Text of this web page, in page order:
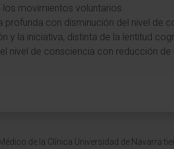
los movimientos voluntarios.
profunda con disminución del nivel de
y la iniciativa, distinta de la lentitud
nivel de consciencia con reducción de
de la Clínica Universidad de Navarra